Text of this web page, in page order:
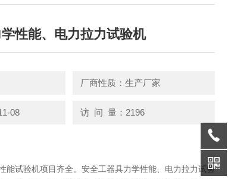
性能、电力拉力试验机
厂商性质：生产厂家
08 访 问 量：2196
能试验机项目齐全。安全工器具力学性能、电力拉力试验